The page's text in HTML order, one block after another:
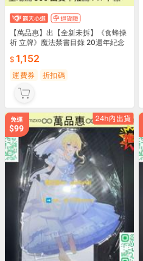
【萬品惠】出【全新未拆】《食蜂操
祈 立牌》魔法禁書目錄 20週年紀念
1,152
運費券 折扣碼